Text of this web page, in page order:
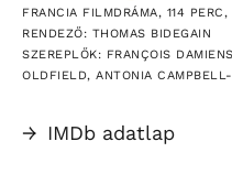
FRANCIA FILMDRÁMA, 114 PERC,
RENDEZŐ: THOMAS BIDEGAIN
SZEREPLŐK: FRANÇOIS
OLDFIELD, ANTONIA
→ IMDb adatlap